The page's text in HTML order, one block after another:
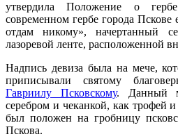
утвердила Положение о
современном гербе города Пскове
отдам никому», начертанный
лазоревой ленте, расположенной
Надпись девиза была на мече,
приписывали святому
Гавриилу Псковскому. Данный
серебром и чеканкой, как трофей
был положен на гробницу
Пскова.